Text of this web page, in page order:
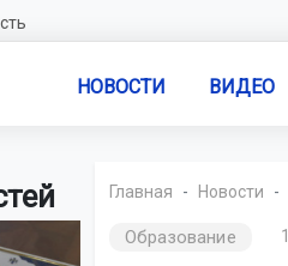
НОВОСТИ ВИДЕО
Главная Новости
Образование